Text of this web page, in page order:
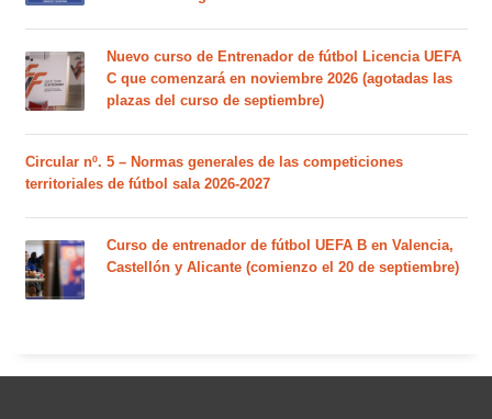
Nuevo curso de Entrenador de fútbol Licencia UEFA
C que comenzará en noviembre 2026 (agotadas las
plazas del curso de septiembre)
Circular nº. 5 – Normas generales de las competiciones
territoriales de fútbol sala 2026-2027
Curso de entrenador de fútbol UEFA B en Valencia,
Castellón y Alicante (comienzo el 20 de septiembre)